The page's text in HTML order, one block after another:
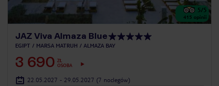
5/5
415 opinii
JAZ Viva Almaza Blue
EGIPT MARSA MATRUH ALMAZA BAY
3 690 ZŁ
OSOBA
22.05.2027 - 29.05.2027 (7 noclegów)